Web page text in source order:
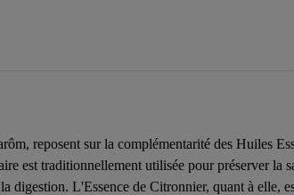
reposent sur la complémentarité des Huiles
est traditionnellement utilisée pour préserver la
L'Essence de Citronnier, quant à elle,